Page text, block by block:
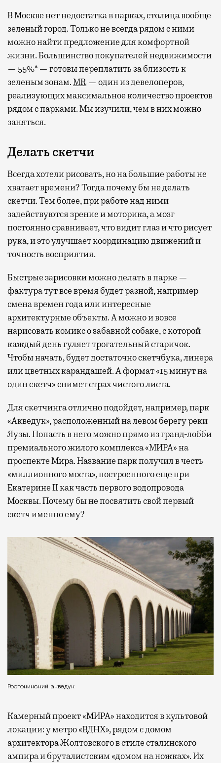
В Москве нет недостатка в парках, столица вообще
зеленый город. Только не всегда рядом с ними
можно найти предложение для комфортной
жизни. Большинство покупателей недвижимости
— 55%* — готовы переплатить за близость к
зеленым зонам.MR — один из девелоперов,
реализующих максимальное количество проектов
рядом с парками. Мы изучили, чем в них можно
заняться.
Делать скетчи
Всегда хотели рисовать, но на большие работы не
хватает времени? Тогда почему бы не делать
скетчи. Тем более, при работе над ними
задействуются зрение и моторика, а мозг
постоянно сравнивает, что видит глаз и что рисует
рука, и это улучшает координацию движений и
точность восприятия.
Быстрые зарисовки можно делать в парке —
фактура тут все время будет разной, например
смена времен года или интересные
архитектурные объекты. А можно и вовсе
нарисовать комикс о забавной собаке, с которой
каждый день гуляет трогательный старичок.
Чтобы начать, будет достаточно скетчбука, линера
или цветных карандашей. А формат «15 минут на
один скетч» снимет страх чистого листа.
Для скетчинга отлично подойдет, например, парк
«Акведук», расположенный на левом берегу реки
Яузы. Попасть в него можно прямо из гранд-лобби
премиального жилого комплекса «МИРА» на
проспекте Мира. Название парк получил в честь
«миллионного моста», построенного еще при
Екатерине II как часть первого водопровода
Москвы. Почему бы не посвятить свой первый
скетч именно ему?
Ростокинский акведук
Камерный проект «МИРА» находится в культовой
локации: у метро «ВДНХ», рядом с домом
архитектора Жолтовского в стиле сталинского
ампира и бруталистским «домом на ножках». Их